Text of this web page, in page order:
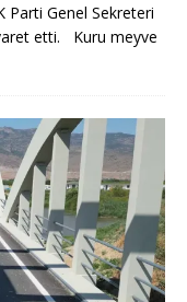
Parti Genel Sekreteri
etti. Kuru meyve